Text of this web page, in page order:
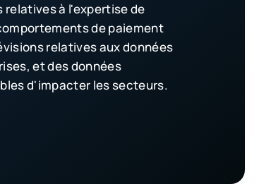
à l'expertise de
de paiement
relatives aux données
et des données
d'impacter les secteurs.